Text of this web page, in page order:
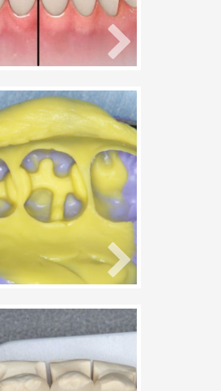
療
わせ
矯正
トはまだありません
の高い治
てなに？精
い治療は良
である。
1月3日
療一般
のやり直
の詰め物(銀
くしたい